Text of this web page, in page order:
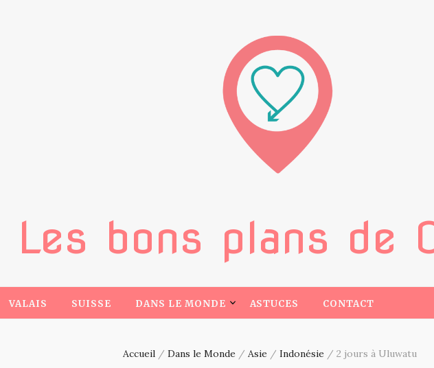
Les bons plans de
VALAIS SUISSE DANS LE MONDE ASTUCES CONTACT
Accueil / Dans le Monde / Asie / Indonésie / 2 jours à Uluwatu